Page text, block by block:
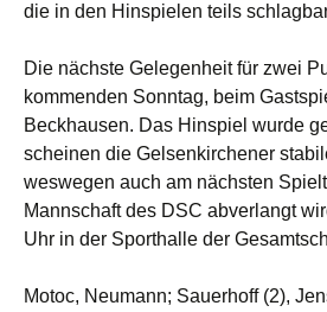
die in den Hinspielen teils
Die nächste Gelegenheit für zwei
kommenden Sonntag, beim
Beckhausen. Das Hinspiel wurde
scheinen die Gelsenkirchener
weswegen auch am nächsten
Mannschaft des DSC abverlangt
Uhr in der Sporthalle der
Motoc, Neumann; Sauerhoff (2),